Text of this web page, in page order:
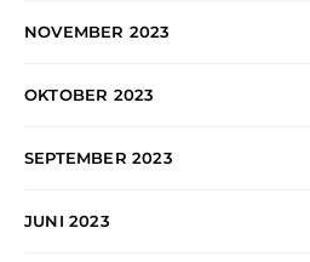
NOVEMBER 2023
OKTOBER 2023
SEPTEMBER 2023
JUNI 2023